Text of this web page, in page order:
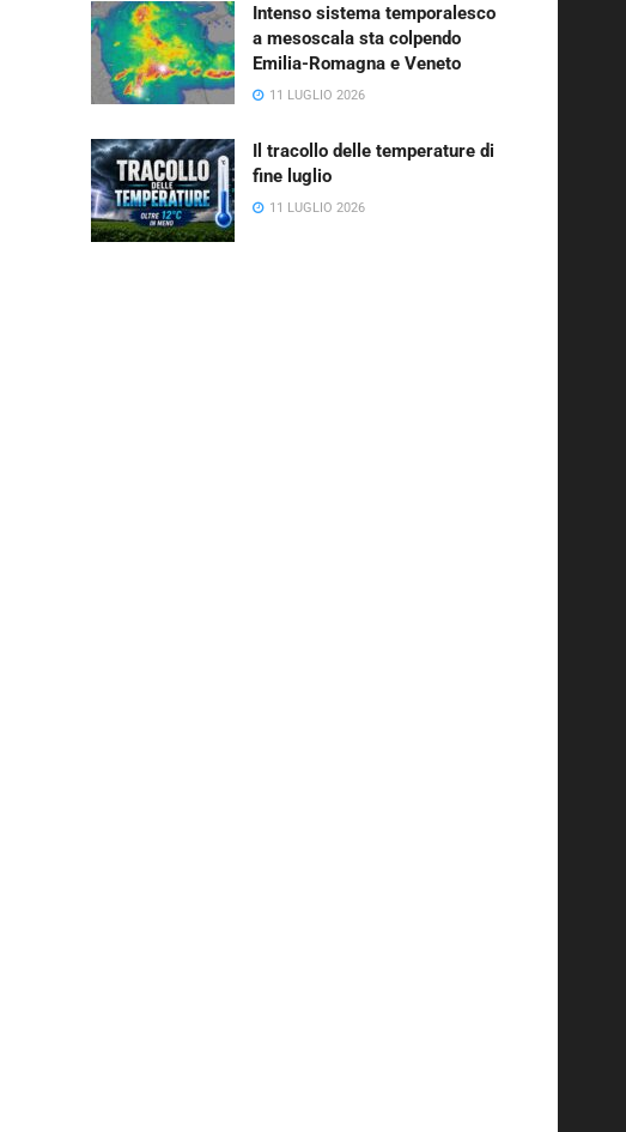
Intenso sistema temporalesco
a mesoscala sta colpendo
Emilia-Romagna e Veneto
11 LUGLIO 2026
Il tracollo delle temperature di
fine luglio
11 LUGLIO 2026